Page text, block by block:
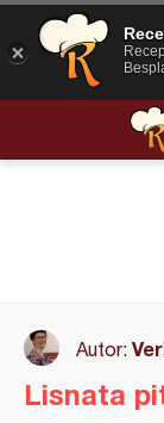
Autor:
Lisnata